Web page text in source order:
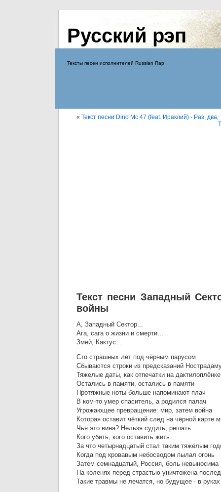
Русский рэп
Тексты песен исполнителей Russian Rap
« Текст песни Dino Mc 47 (feat. Ираклий) - Раз, два,
Текст песни Западный
войны
А, Западный Сектор...
Ага, сага о жизни и смерти...
Змей, Кактус...
Сто страшных лет под чёрным парусом
Сбываются строки из предсказаний
Тяжелые даты, как отпечатки на дактилоплёнке
Остались в памяти, остались в памяти
Протяжные ноты больше напоминают плач
В ком-то умер спаситель, а родился палач
Угрожающее превращение: мир, затем война
Которая оставит чёткий след на чёрной карте
Чья это вина? Нельзя судить, решать:
Кого убить, кого оставить жить
За что четырнадцатый стал таким тяжёлым
Когда под кровавым небосводом пылал огонь
Затем семнадцатый, Россия, боль невыносима
На коленях перед страстью уничтожена
Такие травмы не лечатся, но будущее - в